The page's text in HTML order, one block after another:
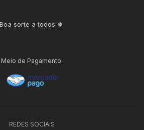
Boa sorte a todos 🍀
Meio de Pagamento:
REDES SOCIAIS